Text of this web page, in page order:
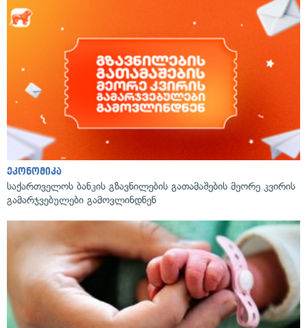
ეკონომიკა
საქართველოს ბანკის გზავნილების გათამაშების მეორე კვირის
გამარჯვებულები გამოვლინდნენ